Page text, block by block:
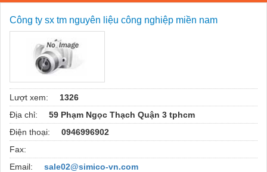
Công ty sx tm nguyên liệu công nghiệp miền nam
Lượt xem:
1326
Địa chỉ:
59 Phạm Ngọc Thạch Quận 3 tphcm
Điện thoại:
0946996902
Fax:
Email:
sale02@simico-vn.com